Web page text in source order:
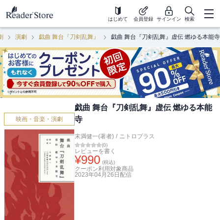
はじめて 会員登録 サインイン 検索
演劇 戯曲 舞台『刀剣乱舞』 戯曲 舞台『刀剣乱舞』虚伝 燃ゆる本能寺
映画・音楽・演劇
戯曲 舞台『刀剣乱舞』虚伝 燃ゆる本能
寺
末満健一(著者) / ニトロプラス
(0)
レビューを書く
¥990 (税込)
クーポン利用対象商品
2023年04月26日 配信